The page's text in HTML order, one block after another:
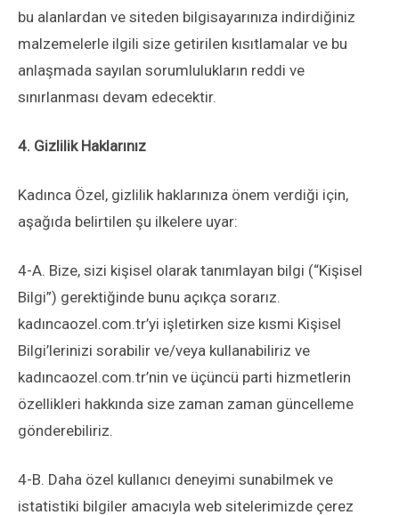
bu alanlardan ve siteden bilgisayarınıza indirdiğiniz
malzemelerle ilgili size getirilen kısıtlamalar ve bu
anlaşmada sayılan sorumlulukların reddi ve
sınırlanması devam edecektir.
4. Gizlilik Haklarınız
Kadınca Özel, gizlilik haklarınıza önem verdiği için,
aşağıda belirtilen şu ilkelere uyar:
4-A. Bize, sizi kişisel olarak tanımlayan bilgi (“Kişisel
Bilgi”) gerektiğinde bunu açıkça sorarız.
kadıncaozel.com.tr’yi işletirken size kısmi Kişisel
Bilgi’lerinizi sorabilir ve/veya kullanabiliriz ve
kadıncaozel.com.tr’nin ve üçüncü parti hizmetlerin
özellikleri hakkında size zaman zaman güncelleme
gönderebiliriz.
4-B. Daha özel kullanıcı deneyimi sunabilmek ve
istatistiki bilgiler amacıyla web sitelerimizde çerez